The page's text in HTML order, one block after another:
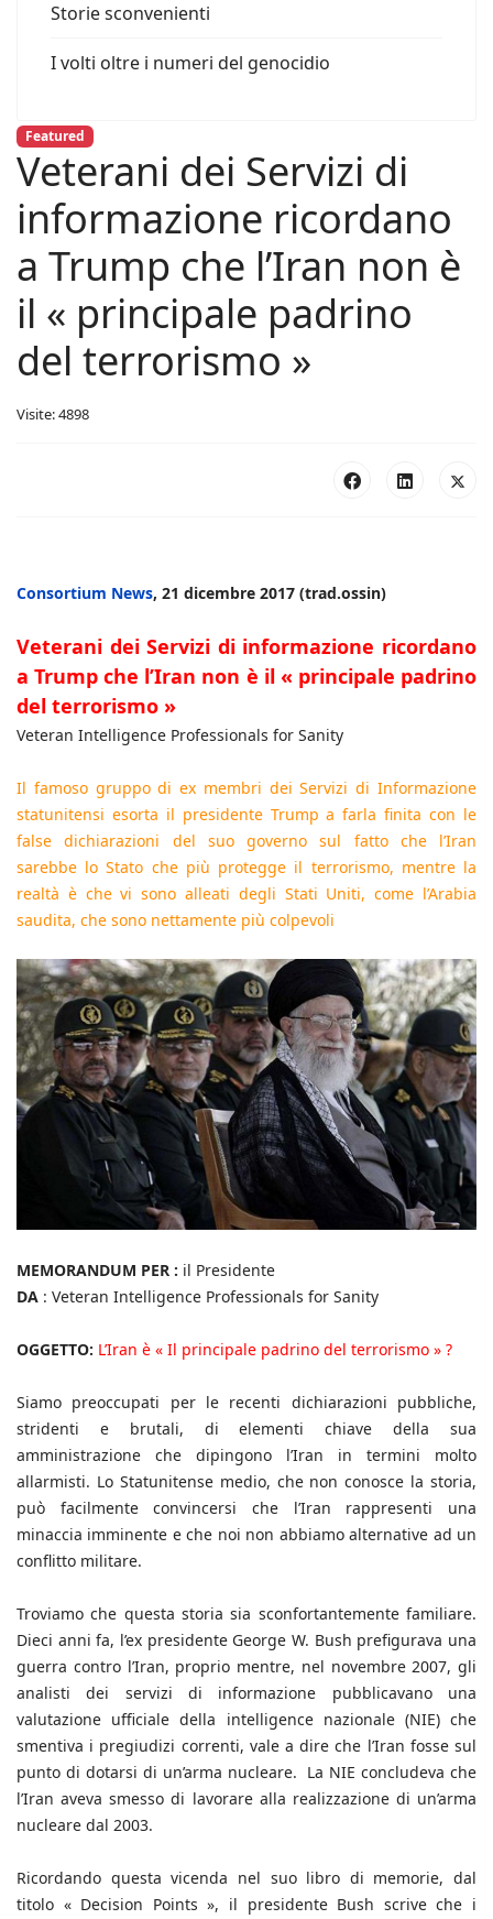
Storie sconvenienti
I volti oltre i numeri del genocidio
Featured
Veterani dei Servizi di
informazione ricordano
a Trump che l’Iran non è
il « principale padrino
del terrorismo »
Visite: 4898
Consortium News, 21 dicembre 2017 (trad.ossin)
Veterani dei Servizi di informazione ricordano
a Trump che l’Iran non è il « principale padrino
del terrorismo »
Veteran Intelligence Professionals for Sanity
Il famoso gruppo di ex membri dei Servizi di Informazione
statunitensi esorta il presidente Trump a farla finita con le
false dichiarazioni del suo governo sul fatto che l’Iran
sarebbe lo Stato che più protegge il terrorismo, mentre la
realtà è che vi sono alleati degli Stati Uniti, come l’Arabia
saudita, che sono nettamente più colpevoli
MEMORANDUM PER : il Presidente
DA : Veteran Intelligence Professionals for Sanity
OGGETTO: L’Iran è « Il principale padrino del terrorismo » ?
Siamo preoccupati per le recenti dichiarazioni pubbliche,
stridenti e brutali, di elementi chiave della sua
amministrazione che dipingono l’Iran in termini molto
allarmisti. Lo Statunitense medio, che non conosce la storia,
può facilmente convincersi che l’Iran rappresenti una
minaccia imminente e che noi non abbiamo alternative ad un
conflitto militare.
Troviamo che questa storia sia sconfortantemente familiare.
Dieci anni fa, l’ex presidente George W. Bush prefigurava una
guerra contro l’Iran, proprio mentre, nel novembre 2007, gli
analisti dei servizi di informazione pubblicavano una
valutazione ufficiale della intelligence nazionale (NIE) che
smentiva i pregiudizi correnti, vale a dire che l’Iran fosse sul
punto di dotarsi di un’arma nucleare. La NIE concludeva che
l’Iran aveva smesso di lavorare alla realizzazione di un’arma
nucleare dal 2003.
Ricordando questa vicenda nel suo libro di memorie, dal
titolo « Decision Points », il presidente Bush scrive che i